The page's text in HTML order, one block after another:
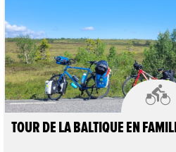

TOUR DE LA BALTIQUE EN